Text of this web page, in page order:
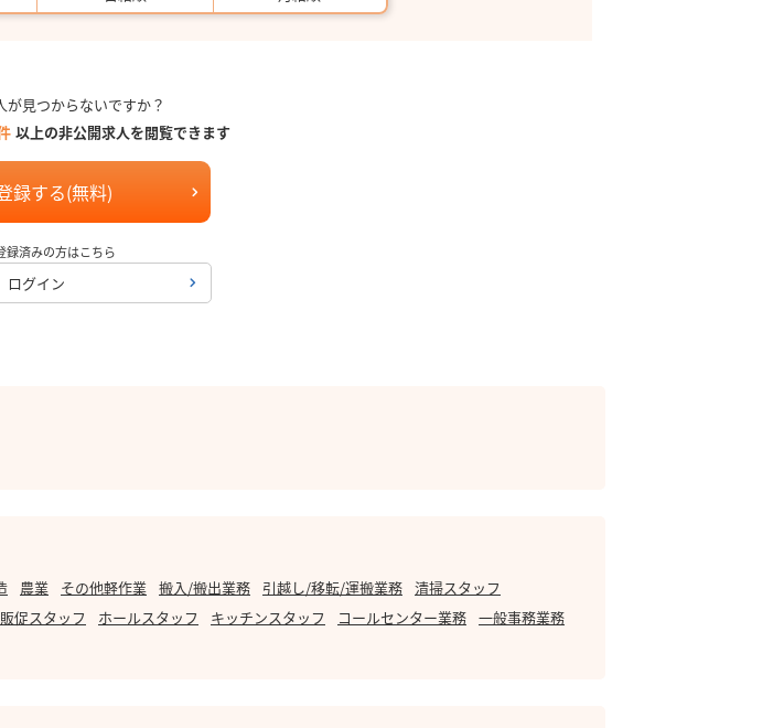
が見つからないですか？
以上の非公開求人を閲覧できます
録する(無料)
録済みの方はこちら
ログイン
農業 その他軽作業 搬入/搬出業務 引越し/移転/運搬業務 清掃スタッフ
販促スタッフ ホールスタッフ キッチンスタッフ コールセンター業務 一般事務業務